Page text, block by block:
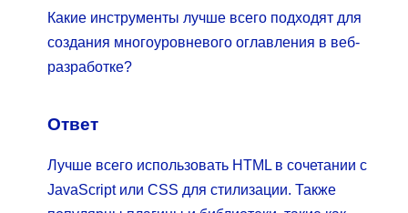
Какие инструменты лучше всего подходят для
создания многоуровневого оглавления в веб-
разработке?
Ответ
Лучше всего использовать HTML в сочетании с
JavaScript или CSS для стилизации. Также